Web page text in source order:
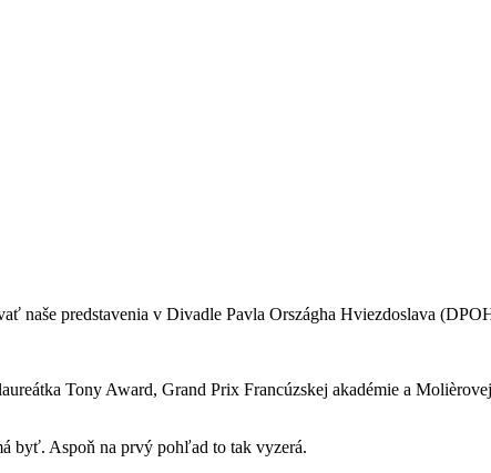
naše predstavenia v Divadle Pavla Országha Hviezdoslava
Tony Award, Grand Prix Francúzskej akadémie a
byť. Aspoň na prvý pohľad to tak vyzerá.